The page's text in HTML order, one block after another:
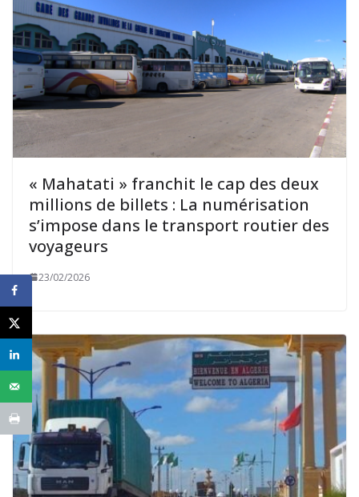
« Mahatati » franchit le cap des deux
millions de billets : La numérisation
s’impose dans le transport routier des
voyageurs
23/02/2026